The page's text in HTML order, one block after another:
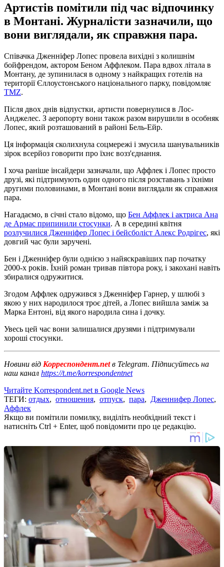
Артистів помітили під час відпочинку
в Монтані. Журналісти зазначили, що
вони виглядали, як справжня пара.
Співачка Дженніфер Лопес провела вихідні з колишнім
бойфрендом, актором Беном Аффлеком. Пара вдвох літала в
Монтану, де зупинилася в одному з найкращих готелів на
території Єллоустонського національного парку, повідомляє
TMZ.
Після двох днів відпустки, артисти повернулися в Лос-
Анджелес. З аеропорту вони також разом вирушили в особняк
Лопес, який розташований в районі Бель-Ейр.
Ця інформація сколихнула соцмережі і змусила шанувальників
зірок всерйоз говорити про їхнє возз'єднання.
І хоча раніше інсайдери зазначали, що Аффлек і Лопес просто
друзі, які підтримують один одного після розставань з їхніми
другими половинами, в Монтані вони виглядали як справжня
пара.
Нагадаємо, в січні стало відомо, що Бен Аффлек і актриса Ана
де Армас припинили стосунки. А в середині квітня
розлучилися Дженніфер Лопес і бейсболіст Алекс Родрігес, які
довгий час були заручені.
Бен і Дженніфер були однією з найяскравіших пар початку
2000-х років. Їхній роман тривав півтора року, і закохані навіть
збиралися одружитися.
Згодом Аффлек одружився з Дженніфер Гарнер, у шлюбі з
якою у них народилося троє дітей, а Лопес вийшла заміж за
Марка Ентоні, від якого народила сина і дочку.
Увесь цей час вони залишалися друзями і підтримували
хороші стосунки.
Новини від Корреспондент.netв Telegram. Підписуйтесь на
наш канал https://t.me/korrespondentnet
Читайте Korrespondent.net в Google News
ТЕГИ: отдых, отношения, отпуск, пара, Дженнифер Лопес,
Аффлек
Якщо ви помітили помилку, виділіть необхідний текст і
натисніть Ctrl + Enter, щоб повідомити про це редакцію.